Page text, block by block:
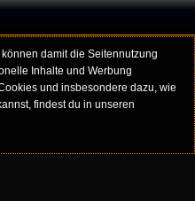
damit die Seitennutzung
Inhalte und Werbung
und insbesondere dazu, wie
findest du in unseren